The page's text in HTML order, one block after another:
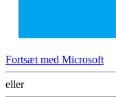
Fortsæt med Microsoft
eller